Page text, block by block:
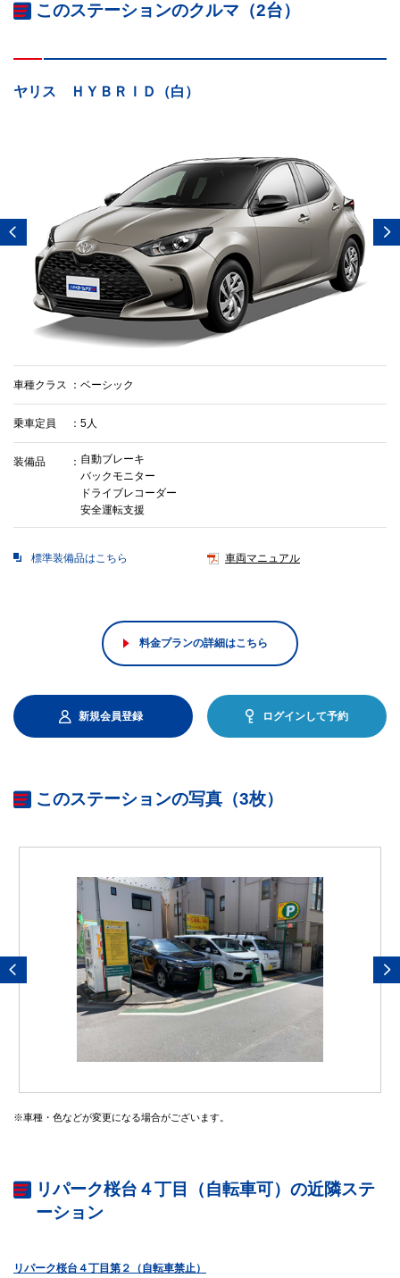
このステーションのクルマ（2台）
ヤリス ＨＹＢＲＩＤ（白）
車種クラス ベーシック
乗車定員 5人
装備品
自動ブレーキ
バックモニター
ドライブレコーダー
安全運転支援
標準装備品はこちら 車両マニュアル
料金プランの詳細はこちら
新規会員登録 ログインして予約
このステーションの写真（3枚）
※車種・色などが変更になる場合がございます。
リパーク桜台４丁目（自転車可）の近隣ステ
ーション
リパーク桜台４丁目第２（自転車禁止）